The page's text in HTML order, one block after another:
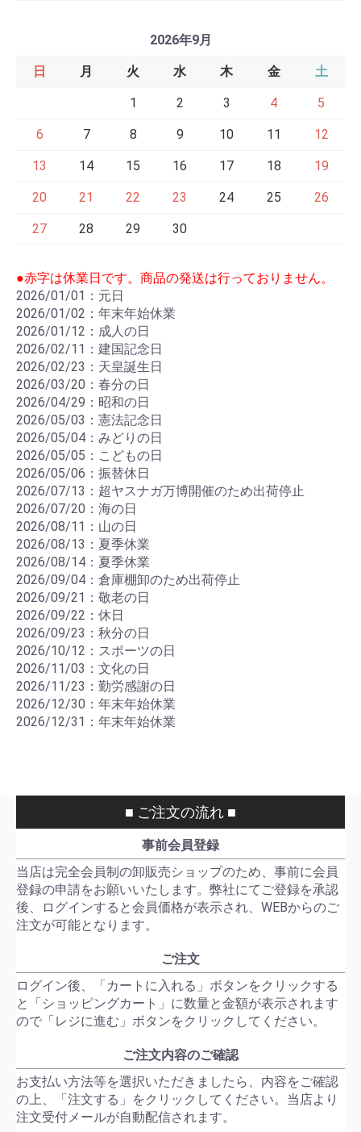
2026年9月
日 月 火 水 木 金 土
1 2 3 4 5
6 7 8 9 10 11 12
13 14 15 16 17 18 19
20 21 22 23 24 25 26
27 28 29 30
●赤字は休業日です。商品の発送は行っておりません。
2026/01/01：元日
2026/01/02：年末年始休業
2026/01/12：成人の日
2026/02/11：建国記念日
2026/02/23：天皇誕生日
2026/03/20：春分の日
2026/04/29：昭和の日
2026/05/03：憲法記念日
2026/05/04：みどりの日
2026/05/05：こどもの日
2026/05/06：振替休日
2026/07/13：超ヤスナガ万博開催のため出荷停止
2026/07/20：海の日
2026/08/11：山の日
2026/08/13：夏季休業
2026/08/14：夏季休業
2026/09/04：倉庫棚卸のため出荷停止
2026/09/21：敬老の日
2026/09/22：休日
2026/09/23：秋分の日
2026/10/12：スポーツの日
2026/11/03：文化の日
2026/11/23：勤労感謝の日
2026/12/30：年末年始休業
2026/12/31：年末年始休業
■ ご注文の流れ ■
事前会員登録
当店は完全会員制の卸販売ショップのため、事前に会員
登録の申請をお願いいたします。弊社にてご登録を承認
後、ログインすると会員価格が表示され、WEBからのご
注文が可能となります。
ご注文
ログイン後、「カートに入れる」ボタンをクリックする
と「ショッピングカート」に数量と金額が表示されます
ので「レジに進む」ボタンをクリックしてください。
ご注文内容のご確認
お支払い方法等を選択いただきましたら、内容をご確認
の上、「注文する」をクリックしてください。当店より
注文受付メールが自動配信されます。